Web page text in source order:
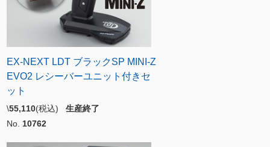
EX-NEXT LDT ブラックSP MINI-Z
EVO2 レシーバーユニット付きセ
ット
\55,110(税込) 生産終了
No. 10762